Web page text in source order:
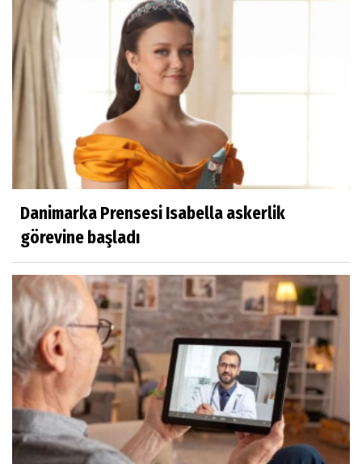
Danimarka Prensesi Isabella askerlik
görevine başladı